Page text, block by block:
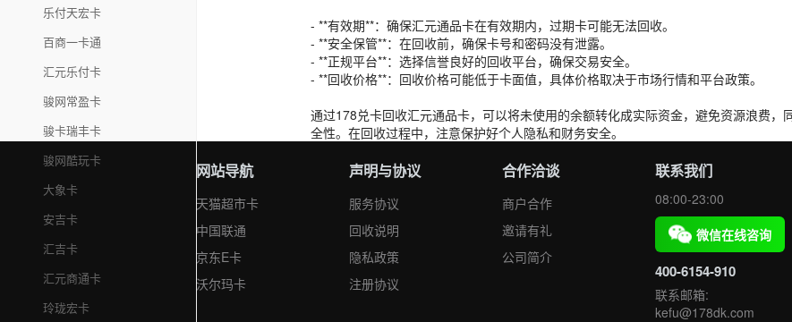
乐付天宏卡
百商一卡通
汇元乐付卡
骏网常盈卡
骏卡瑞丰卡
骏网酷玩卡
大象卡
安吉卡
汇吉卡
汇元商通卡
玲珑宏卡
- **有效期**：确保汇元通品卡在有效期内，过期卡可能无法回收。
- **安全保管**：在回收前，确保卡号和密码没有泄露。
- **正规平台**：选择信誉良好的回收平台，确保交易安全。
- **回收价格**：回收价格可能低于卡面值，具体价格取决于市场行情和平台政策。
通过178兑卡回收汇元通品卡，可以将未使用的余额转化成实际资金，避免资源浪费，
全性。在回收过程中，注意保护好个人隐私和财务安全。
网站导航
天猫超市卡
中国联通
京东E卡
沃尔玛卡
声明与协议
服务协议
回收说明
隐私政策
注册协议
合作洽谈
商户合作
邀请有礼
公司简介
联系我们
08:00-23:00
微信在线咨询
400-6154-910
联系邮箱:
kefu@178dk.com